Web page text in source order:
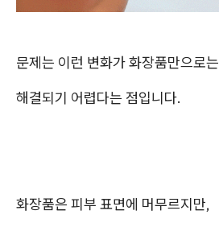
문제는 이런 변화가 화장품만으로는
해결되기 어렵다는 점입니다.
화장품은 피부 표면에 머무르지만,